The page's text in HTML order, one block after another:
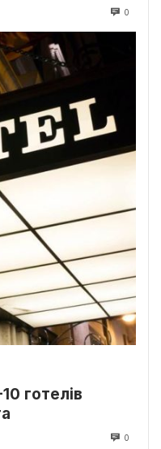
0
готелів
0